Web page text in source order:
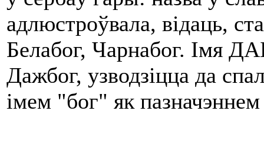
адлюстроўвала, відаць,
Белабог, Чарнабог. Імя
Дажбог, узводзіцца да
імем "бог" як пазначэннем